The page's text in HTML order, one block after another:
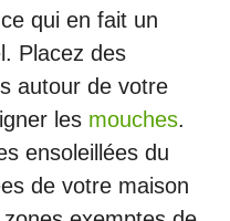
qui en fait un
Placez des
autour de votre
les mouches.
ensoleillées du
de votre maison